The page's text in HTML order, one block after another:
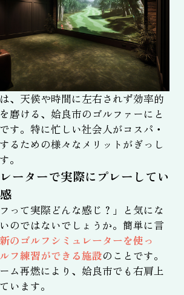
、天候や時間に左右されず効率的
磨ける、姶良市のゴルファーにと
す。特に忙しい社会人がコスパ・
るための様々なメリットがぎっし
。
ーターで実際にプレーしてい
って実際どんな感じ？」と気にな
のではないでしょうか。簡単に言
のゴルフシミュレーターを使っ
フ練習ができる施設のことです。
ム再燃により、姶良市でも右肩上
います。